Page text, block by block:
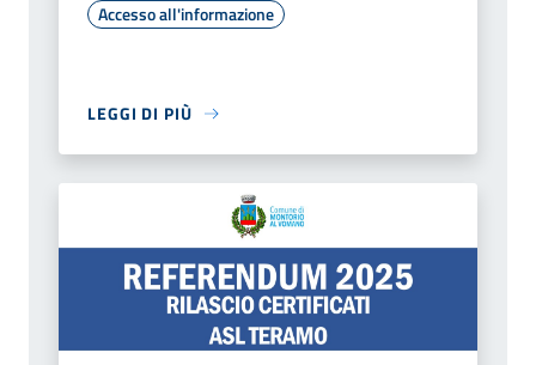
Accesso all'informazione
LEGGI DI PIÙ